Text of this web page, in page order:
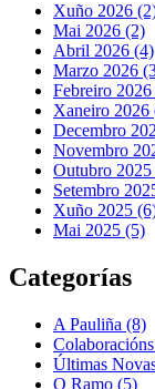
Xuño 2026
Mai 2026 (2)
Abril 2026 (4)
Marzo 2026
Febreiro
Xaneiro 2026
Decembro
Novembro
Outubro
Setembro
Xuño 2025
Mai 2025 (5)
Categorías
A Pauliña (8)
Colaboracións
Últimas
O Ramo (5)